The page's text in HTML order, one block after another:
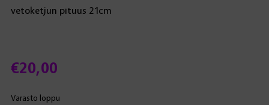
€20,00
vetoketjun pituus 21cm
Varasto loppu